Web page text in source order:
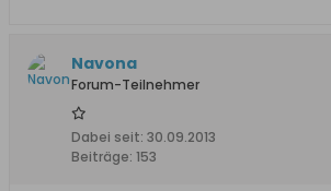
Navona
Forum-Teilnehmer
Dabei seit: 30.09.2013
Beiträge: 153